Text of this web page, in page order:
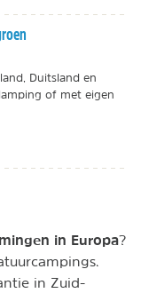
Duitsland en
of met eigen
in Europa?
in Zuid-